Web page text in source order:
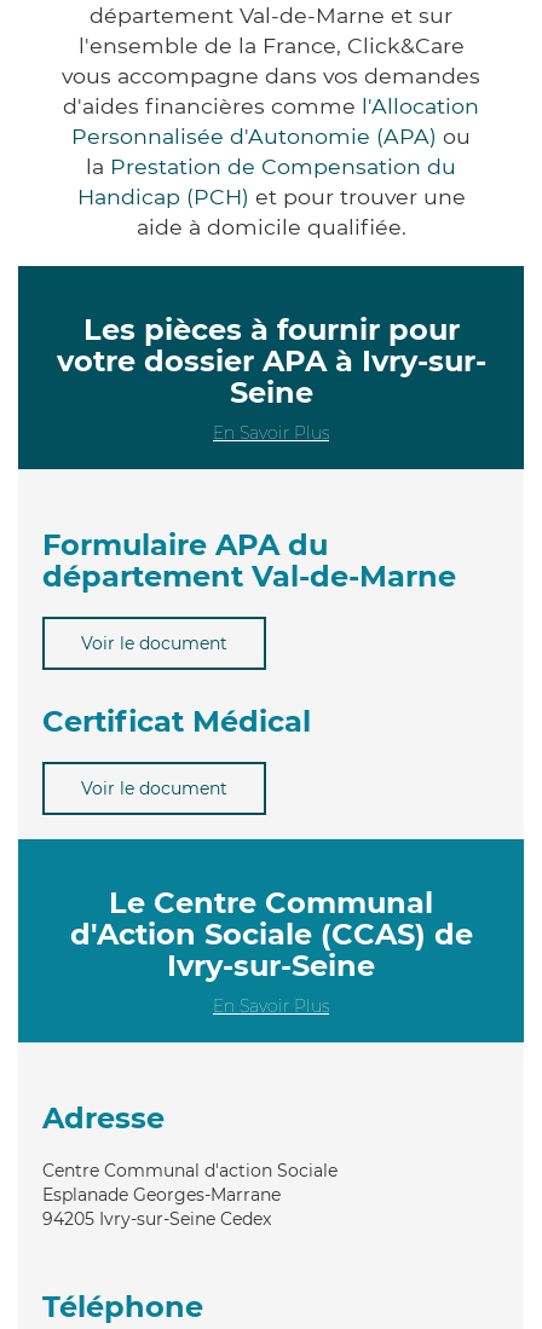
département Val-de-Marne et sur
l'ensemble de la France, Click&Care
vous accompagne dans vos demandes
d'aides financières comme l'Allocation
Personnalisée d'Autonomie (APA) ou
la Prestation de Compensation du
Handicap (PCH) et pour trouver une
aide à domicile qualifiée.
Les pièces à fournir pour
votre dossier APA à Ivry-sur-
Seine
En Savoir Plus
Formulaire APA du
département Val-de-Marne
Voir le document
Certificat Médical
Voir le document
Le Centre Communal
d'Action Sociale (CCAS) de
Ivry-sur-Seine
En Savoir Plus
Adresse
Centre Communal d'action Sociale
Esplanade Georges-Marrane
94205 Ivry-sur-Seine Cedex
Téléphone